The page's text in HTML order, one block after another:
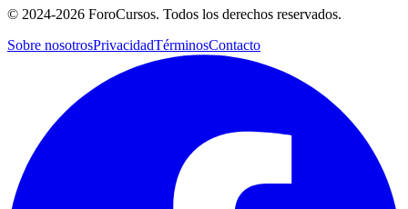
© 2024-2026 ForoCursos. Todos los derechos reservados.
Sobre nosotrosPrivacidadTérminosContacto